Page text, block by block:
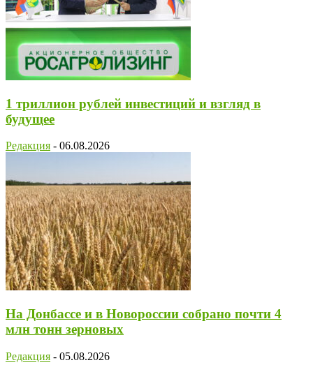
1 триллион рублей инвестиций и взгляд в
будущее
Редакция - 06.08.2026
На Донбассе и в Новороссии собрано почти 4
млн тонн зерновых
Редакция - 05.08.2026